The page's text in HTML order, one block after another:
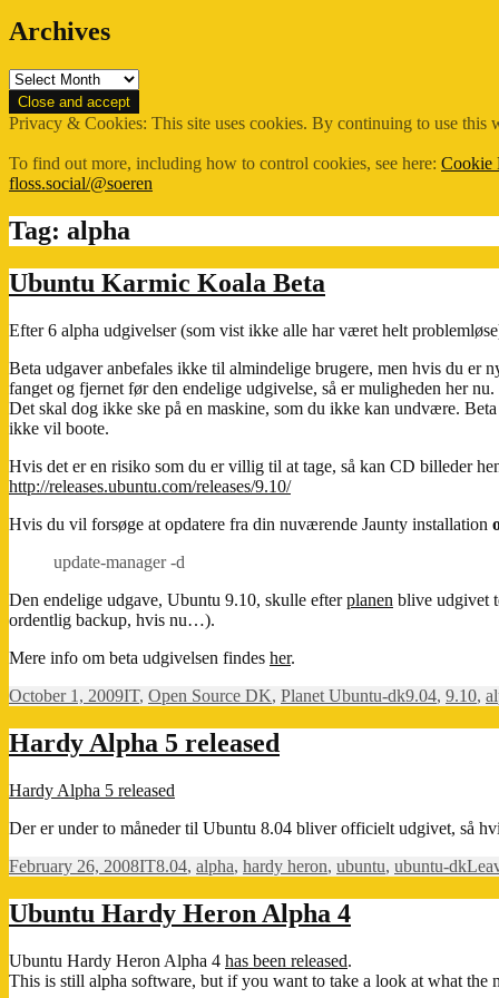
Archives
Archives
Privacy & Cookies: This site uses cookies. By continuing to use this
To find out more, including how to control cookies, see here: Cookie
floss.social/@soeren
Tag: alpha
Ubuntu Karmic Koala Beta
Efter 6 alpha udgivelser (som vist ikke alle har været helt
Beta udgaver anbefales ikke til almindelige brugere, men hvis du er
fanget og fjernet før den endelige udgivelse, så er muligheden her nu.
Det skal dog ikke ske på en maskine, som du ikke kan undvære.
ikke vil boote.
Hvis det er en risiko som du er villig til at tage, så kan CD billeder
http://releases.ubuntu.com/releases/9.10/
Hvis du vil forsøge at opdatere fra din nuværende Jaunty installation
update-manager -d
Den endelige udgave, Ubuntu 9.10, skulle efterplanen blive udgivet
ordentlig backup, hvis nu…).
Mere info om beta udgivelsen findes her.
Posted
October 1, 2009Categories
IT, Open Source DK, Planet Ubuntu-dkTags
9.04, 9.10,
Hardy Alpha 5 released
Hardy Alpha 5 released
Der er under to måneder til Ubuntu 8.04 bliver officielt udgivet, så
Posted
February 26, 2008Categories
ITTags
8.04, alpha, hardy heron, ubuntu, ubuntu-dk
Ubuntu Hardy Heron Alpha 4
Ubuntu Hardy Heron Alpha 4 has been released.
This is still alpha software, but if you want to take a look at what the